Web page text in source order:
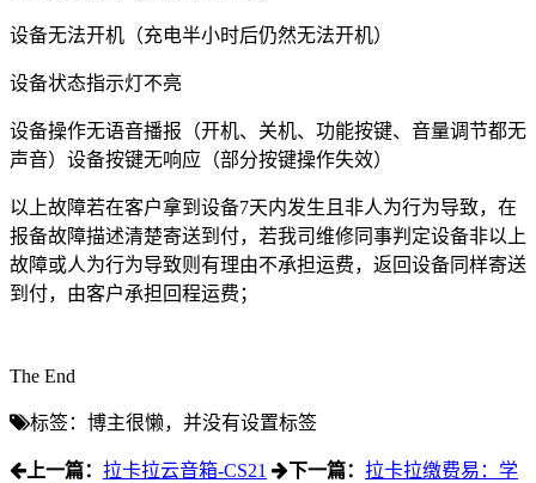
设备无法开机（充电半小时后仍然无法开机）
设备状态指示灯不亮
设备操作无语音播报（开机、关机、功能按键、音量调节都无
声音）设备按键无响应（部分按键操作失效）
以上故障若在客户拿到设备7天内发生且非人为行为导致，在
报备故障描述清楚寄送到付，若我司维修同事判定设备非以上
故障或人为行为导致则有理由不承担运费，返回设备同样寄送
到付，由客户承担回程运费；
The End
标签：博主很懒，并没有设置标签
上一篇： 拉卡拉云音箱-CS21 下一篇： 拉卡拉缴费易：学